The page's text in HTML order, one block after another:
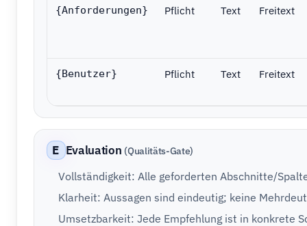
{Anforderungen} Pflicht Text Freitext
{Benutzer} Pflicht Text Freitext
E Evaluation (Qualitäts-Gate)
Vollständigkeit: Alle geforderten Abschnitte/
Klarheit: Aussagen sind eindeutig; keine
Umsetzbarkeit: Jede Empfehlung ist in konkrete